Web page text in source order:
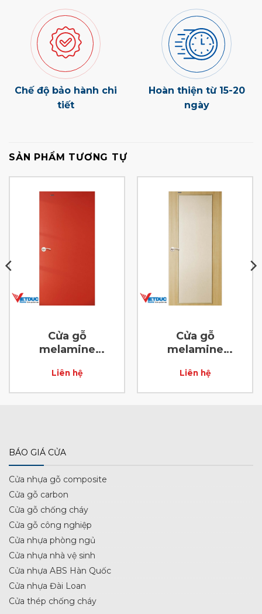
Chế độ bảo hành chi
tiết
Hoàn thiện từ 15-20
ngày
SẢN PHẨM TƯƠNG TỰ
Cửa gỗ
melamine
Liên hệ
Cửa gỗ
melamine
Liên hệ
BÁO GIÁ CỬA
Cửa nhựa gỗ composite
Cửa gỗ carbon
Cửa gỗ chống cháy
Cửa gỗ công nghiệp
Cửa nhựa phòng ngủ
Cửa nhựa nhà vệ sinh
Cửa nhựa ABS Hàn Quốc
Cửa nhựa Đài Loan
Cửa thép chống cháy